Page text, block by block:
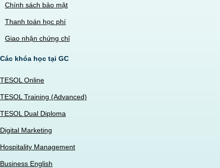
Chính sách bảo mật
Thanh toán học phí
Giao nhận chứng chỉ
Các khóa học tại GC
TESOL Online
TESOL Training (Advanced)
TESOL Dual Diploma
Digital Marketing
Hospitality Management
Business English